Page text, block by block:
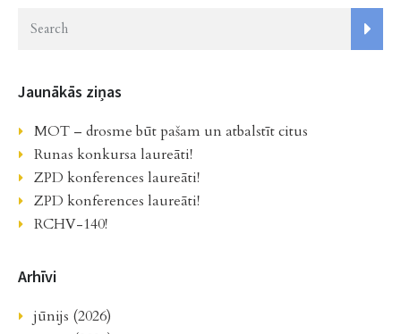
Jaunākās ziņas
MOT – drosme būt pašam un atbalstīt citus
Runas konkursa laureāti!
ZPD konferences laureāti!
ZPD konferences laureāti!
RCHV-140!
Arhīvi
jūnijs (2026)